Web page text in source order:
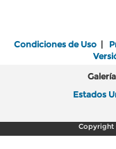
Condiciones de Uso |
Estados
Copyright